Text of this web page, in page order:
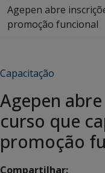
Agepen abre
promoção funcional
Capacitação
Agepen
curso que
promoção
Compartilhar: